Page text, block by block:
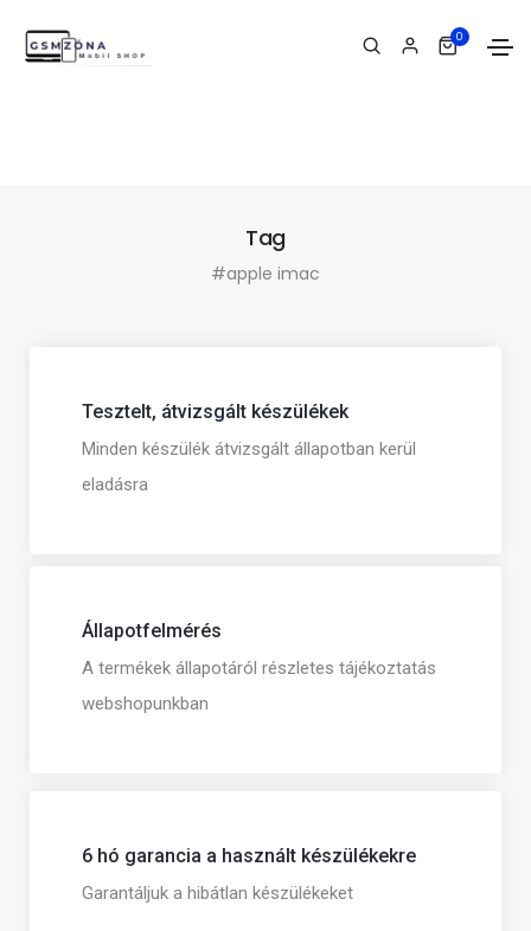
0
Tag
#apple imac
Tesztelt, átvizsgált készülékek
Minden készülék átvizsgált állapotban kerül
eladásra
Állapotfelmérés
A termékek állapotáról részletes tájékoztatás
webshopunkban
6 hó garancia a használt készülékekre
Garantáljuk a hibátlan készülékeket